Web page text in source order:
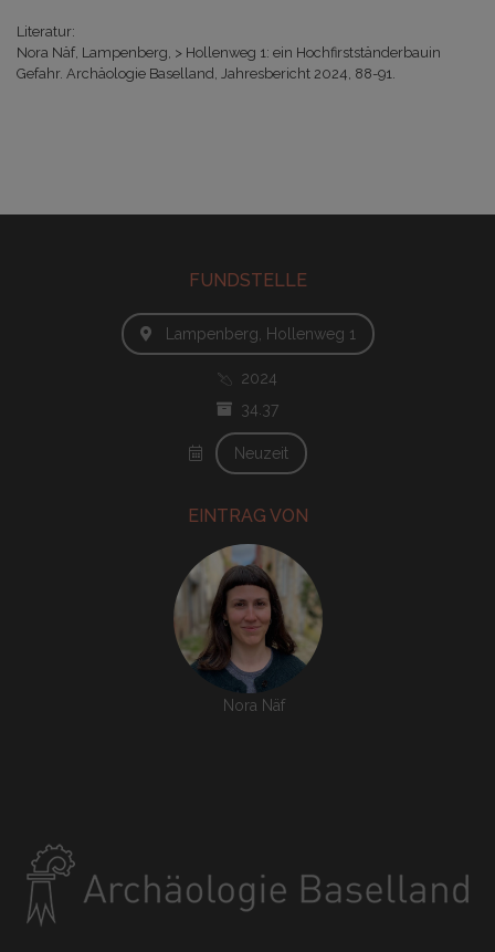
Literatur:
Nora Näf, Lampenberg, > Hollenweg 1: ein Hochfirstständerbauin
Gefahr. Archäologie Baselland, Jahresbericht 2024, 88-91.
FUNDSTELLE
Lampenberg, Hollenweg 1
2024
34.37
Neuzeit
EINTRAG VON
Nora Näf